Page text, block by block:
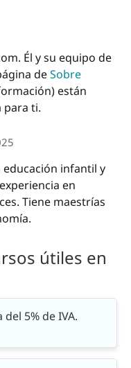
Él y su equipo de
deSobre
están
para ti.
infantil y
en
Tiene maestrías
útiles en
5% de IVA.